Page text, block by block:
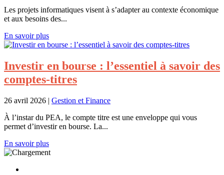
Les projets informatiques visent à s’adapter au contexte économique
et aux besoins des...
En savoir plus
Investir en bourse : l’essentiel à savoir des
comptes-titres
26 avril 2026 | Gestion et Finance
À l’instar du PEA, le compte titre est une enveloppe qui vous
permet d’investir en bourse. La...
En savoir plus